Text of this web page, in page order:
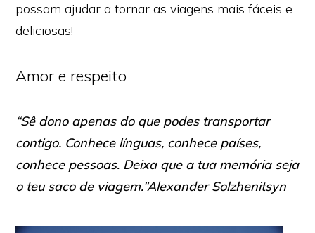
possam ajudar a tornar as viagens mais fáceis e
deliciosas!
Amor e respeito
“Sê dono apenas do que podes transportar
contigo. Conhece línguas, conhece países,
conhece pessoas. Deixa que a tua memória seja
o teu saco de viagem.”Alexander Solzhenitsyn